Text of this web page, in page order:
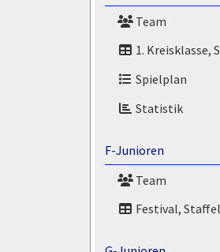
Team
1. Kreisklasse,
Spielplan
Statistik
F-Junioren
Team
Festival,